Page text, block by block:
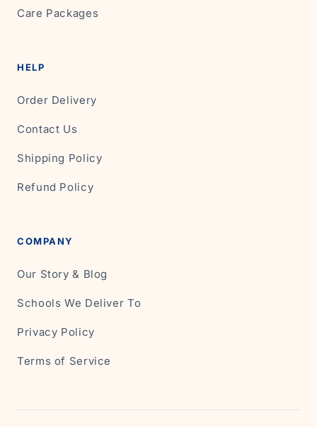
Care Packages
HELP
Order Delivery
Contact Us
Shipping Policy
Refund Policy
COMPANY
Our Story & Blog
Schools We Deliver To
Privacy Policy
Terms of Service